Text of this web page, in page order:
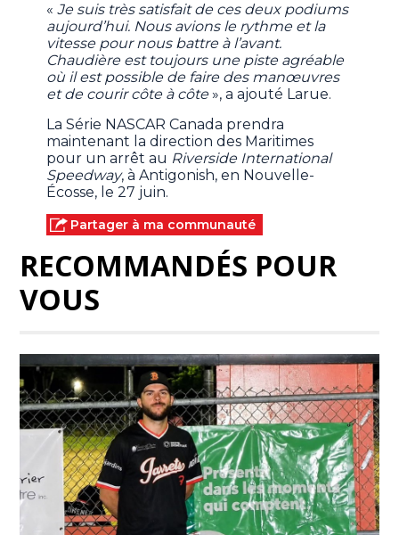
«Je suis très satisfait de ces deux podiums
aujourd’hui. Nous avions le rythme et la
vitesse pour nous battre à l’avant.
Chaudière est toujours une piste agréable
où il est possible de faire des manœuvres
et de courir côte à côte», a ajouté Larue.
La Série NASCAR Canada prendra
maintenant la direction des Maritimes
pour un arrêt au Riverside International
Speedway, à Antigonish, en Nouvelle-
Écosse, le 27 juin.
Partager à ma communauté
RECOMMANDÉS POUR
VOUS